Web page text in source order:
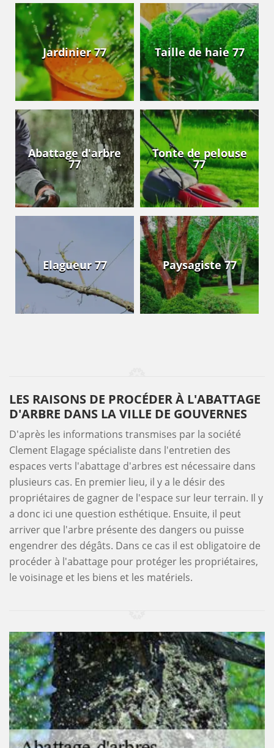
Jardinier 77 Taille de haie 77
Abattage d'arbre
77
Tonte de pelouse
77
Elagueur 77 Paysagiste 77
LES RAISONS DE PROCÉDER À L'ABATTAGE
D'ARBRE DANS LA VILLE DE GOUVERNES
D'après les informations transmises par la société
Clement Elagage spécialiste dans l'entretien des
espaces verts l'abattage d'arbres est nécessaire dans
plusieurs cas. En premier lieu, il y a le désir des
propriétaires de gagner de l'espace sur leur terrain. Il y
a donc ici une question esthétique. Ensuite, il peut
arriver que l'arbre présente des dangers ou puisse
engendrer des dégâts. Dans ce cas il est obligatoire de
procéder à l'abattage pour protéger les propriétaires,
le voisinage et les biens et les matériels.